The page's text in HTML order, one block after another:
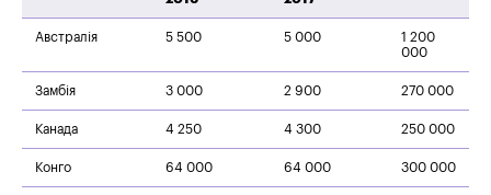
Австралія 5 500 5 000
1 200
000
Замбія 3 000 2 900 270 000
Канада 4 250 4 300 250 000
Конго 64 000 64 000 300 000